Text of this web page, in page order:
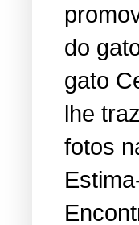
do
gato
lhe
fotos